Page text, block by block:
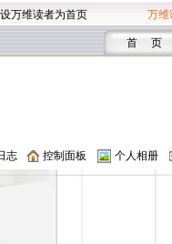
设万维读者为首页 万维
首 页
志 控制面板 个人相册